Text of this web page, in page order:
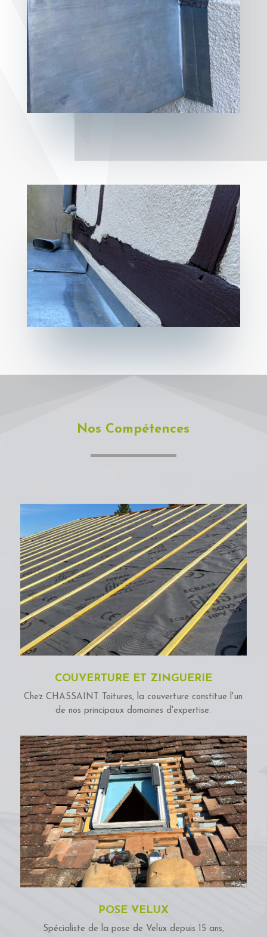
Nos Compétences
COUVERTURE ET ZINGUERIE
Chez CHASSAINT Toitures, la couverture constitue l'un
de nos principaux domaines d'expertise.
POSE VELUX
Spécialiste de la pose de Velux depuis 15 ans,